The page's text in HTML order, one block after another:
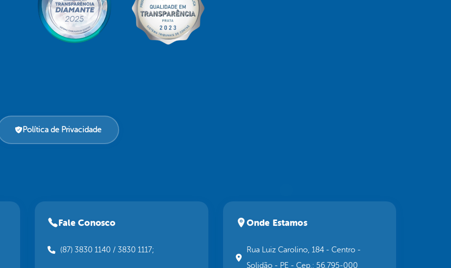
Política de Privacidade
Fale Conosco
(87) 3830 1140 / 3830 1117;
Onde Estamos
Rua Luiz Carolino, 184 - Centro -
Solidão - PE - Cep.: 56.795-000